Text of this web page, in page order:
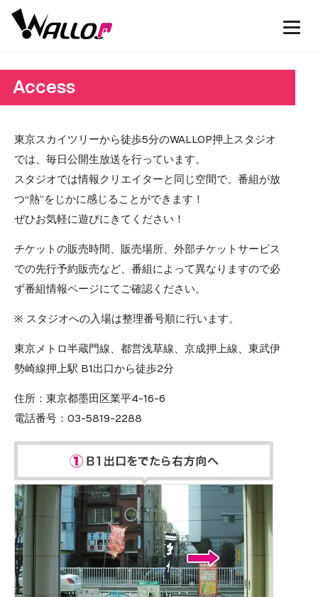
Access
東京スカイツリーから徒歩5分のWALLOP押上スタジオ
では、毎日公開生放送を行っています。
スタジオでは情報クリエイターと同じ空間で、番組が放
つ“熱”をじかに感じることができます！
ぜひお気軽に遊びにきてください！
チケットの販売時間、販売場所、外部チケットサービス
での先行予約販売など、番組によって異なりますので必
ず番組情報ページにてご確認ください。
※ スタジオへの入場は整理番号順に行います。
東京メトロ半蔵門線、都営浅草線、京成押上線、東武伊
勢崎線押上駅 B1出口から徒歩2分
住所： 東京都墨田区業平4-16-6
電話番号： 03-5819-2288